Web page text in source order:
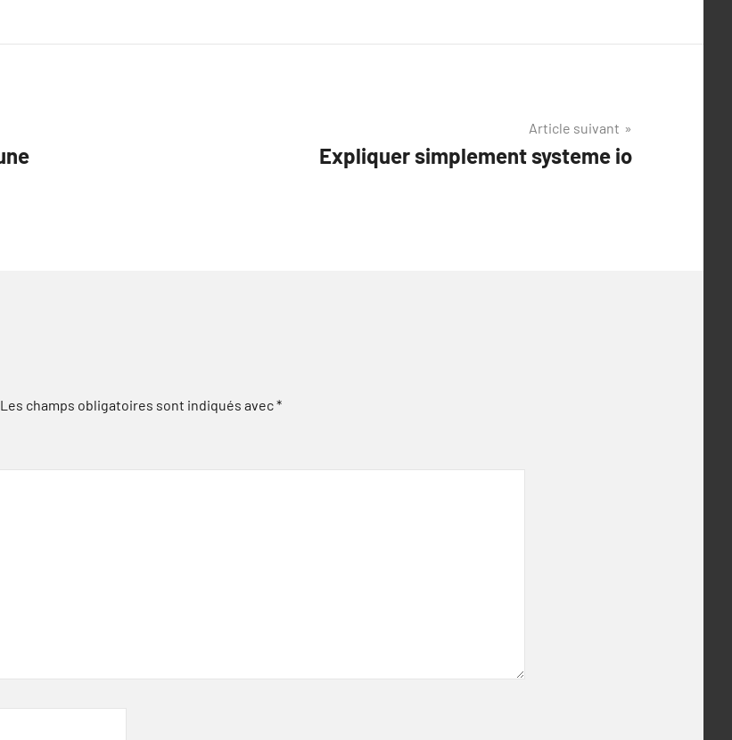
Article suivant
Expliquer simplement systeme io
Les champs obligatoires sont indiqués avec*